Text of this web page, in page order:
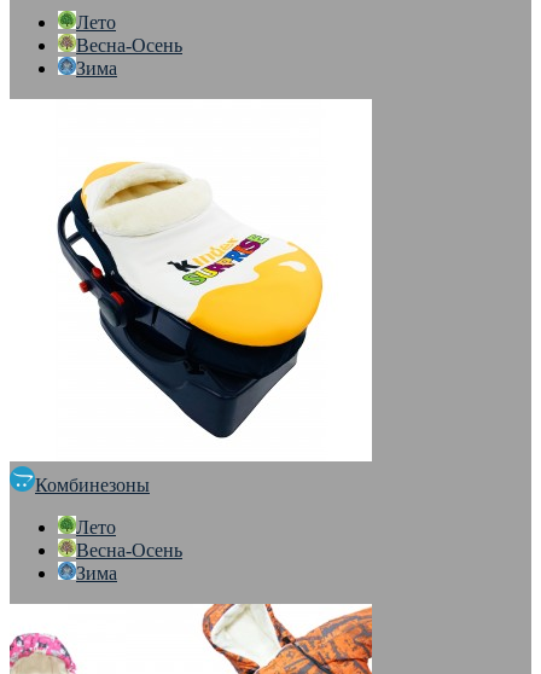
Лето
Весна-Осень
Зима
Комбинезоны
Лето
Весна-Осень
Зима